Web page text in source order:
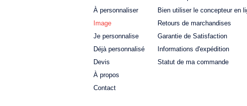
À personnaliser
Image
Je personnalise
Déjà personnalisé
Devis
À propos
Contact
Bien utiliser le concepteur en
Retours de marchandises
Garantie de Satisfaction
Informations d'expédition
Statut de ma commande